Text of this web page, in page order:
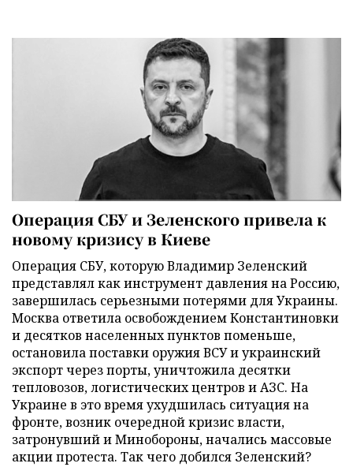
Операция СБУ и Зеленского привела к
новому кризису в Киеве
Операция СБУ, которую Владимир Зеленский
представлял как инструмент давления на Россию,
завершилась серьезными потерями для Украины.
Москва ответила освобождением Константиновки
и десятков населенных пунктов поменьше,
остановила поставки оружия ВСУ и украинский
экспорт через порты, уничтожила десятки
тепловозов, логистических центров и АЗС. На
Украине в это время ухудшилась ситуация на
фронте, возник очередной кризис власти,
затронувший и Минобороны, начались массовые
акции протеста. Так чего добился Зеленский?